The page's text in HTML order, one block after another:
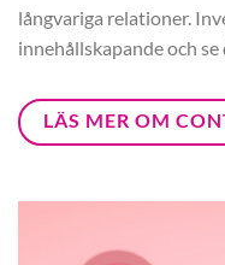
långvariga relationer.
innehållskapande och se
LÄS MER OM